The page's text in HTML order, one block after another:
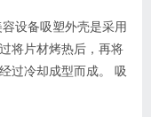
设备吸塑外壳是采用
将片材烤热后，再将
过冷却成型而成。 吸